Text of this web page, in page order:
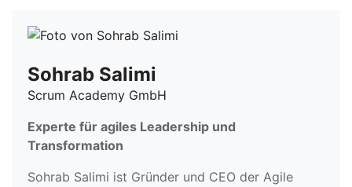
Sohrab Salimi
Scrum Academy GmbH
Experte für agiles Leadership und
Transformation
Sohrab Salimi ist Gründer und CEO der Agile